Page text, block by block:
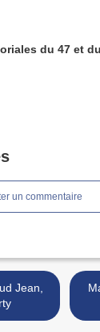
du 47 et
un commentaire